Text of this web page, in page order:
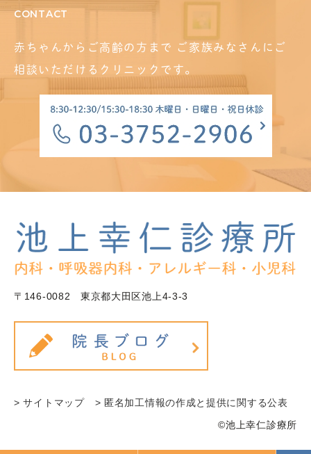
CONTACT
赤ちゃんからご高齢の方まで
ご家族みなさんにご
相談いただけるクリニックです。
〒146-0082 東京都大田区池上4-3-3
> サイトマップ
> 匿名加工情報の作成と提供に関する公表
©池上幸仁診療所